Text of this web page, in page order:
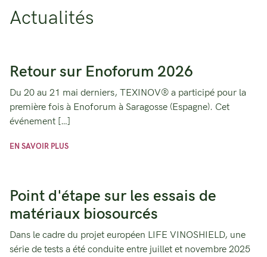
Actualités
Retour sur Enoforum 2026
Du 20 au 21 mai derniers, TEXINOV® a participé pour la
première fois à Enoforum à Saragosse (Espagne). Cet
événement […]
EN SAVOIR PLUS
Point d'étape sur les essais de
matériaux biosourcés
Dans le cadre du projet européen LIFE VINOSHIELD, une
série de tests a été conduite entre juillet et novembre 2025